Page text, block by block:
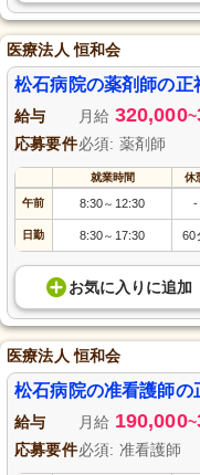
医療法人 恒和会
松石病院の薬剤師の正
給与 月給 320,000~
応募要件必須: 薬剤師
就業時間 休
午前 8:30～ 12:30 -
日勤 8:30～ 17:30 60
お気に入り に追加
医療法人 恒和会
松石病院の准看護師の
給与 月給 190,000~
応募要件必須: 准看護師